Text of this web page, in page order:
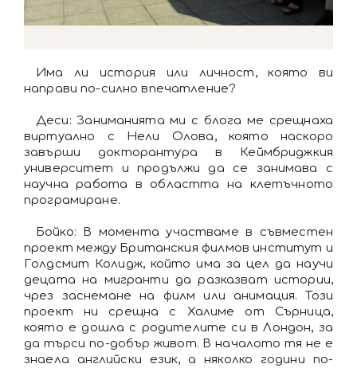
Има ли история или личност, която ви
направи по-силно впечатление?
Деси: Заниманията ми с блога ме срещнаха
виртуално с Нели Олова, която наскоро
завърши докторантура в Кеймбриджкия
университет и продължи да се занимава с
научна работа в областта на клетъчното
програмиране.
Бойко: В момента участваме в съвместен
проект между Британския филмов институт и
Голдсмит Колидж, който има за цел да научи
децата на мигранти да разказват истории,
чрез заснемане на филм или анимация. Този
проект ни срещна с Халиме от Сърница,
която е дошла с родителите си в Лондон, за
да търси по-добър живот. В началото тя не е
знаела английски език, а няколко години по-